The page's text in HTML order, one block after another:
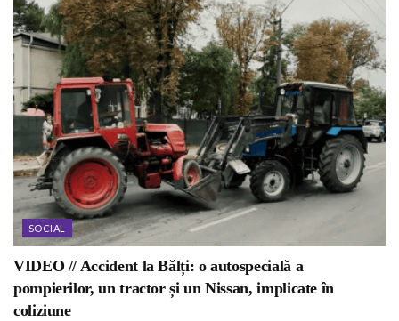
SOCIAL
VIDEO // Accident la Bălți: o autospecială a
pompierilor, un tractor și un Nissan, implicate în
coliziune